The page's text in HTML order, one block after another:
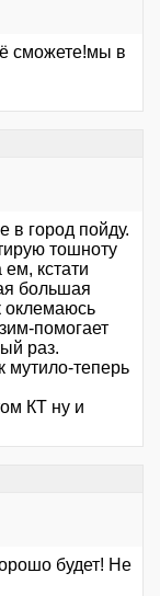
сможете!мы в
в город пойду.
тошноту
кстати
большая
оклемаюсь
помогает
раз.
мутило-теперь
КТ ну и
будет! Не